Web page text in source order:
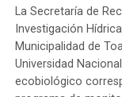
La Secretaría de
Investigación
Municipalidad de
Universidad
ecobiológico